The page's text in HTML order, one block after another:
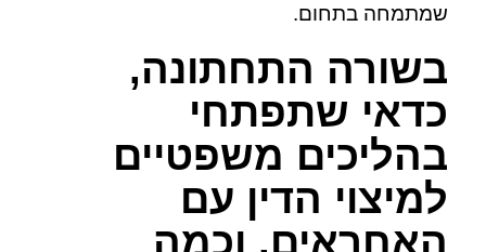
שמתמחה בתחום.
בשורה התחתונה,
כדאי שתפתחי
בהליכים משפטיים
למיצוי הדין עם
האחראים, וכמה